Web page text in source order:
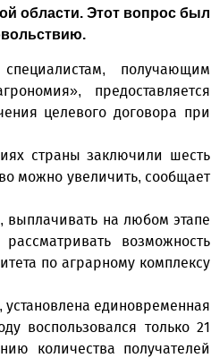
области. Этот вопрос был
получающим
предоставляется
целевого договора при
страны заключили шесть
можно увеличить, сообщает
выплачивать на любом этапе
возможность
по аграрному комплексу
единовременная
воспользовался только 21
количества получателей